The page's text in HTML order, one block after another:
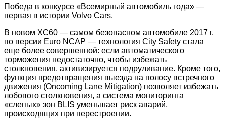
Победа в конкурсе «Всемирный автомобиль года» —
первая в истории Volvo Cars.
В новом XC60 — самом безопасном автомобиле 2017 г.
по версии Euro NCAP — технология City Safety стала
еще более совершенной: если автоматического
торможения недостаточно, чтобы избежать
столкновения, активизируется подруливание. Кроме того,
функция предотвращения выезда на полосу встречного
движения (Oncoming Lane Mitigation) позволяет избежать
лобового столкновения, а система мониторинга
«слепых» зон BLIS уменьшает риск аварий,
происходящих при перестроении.